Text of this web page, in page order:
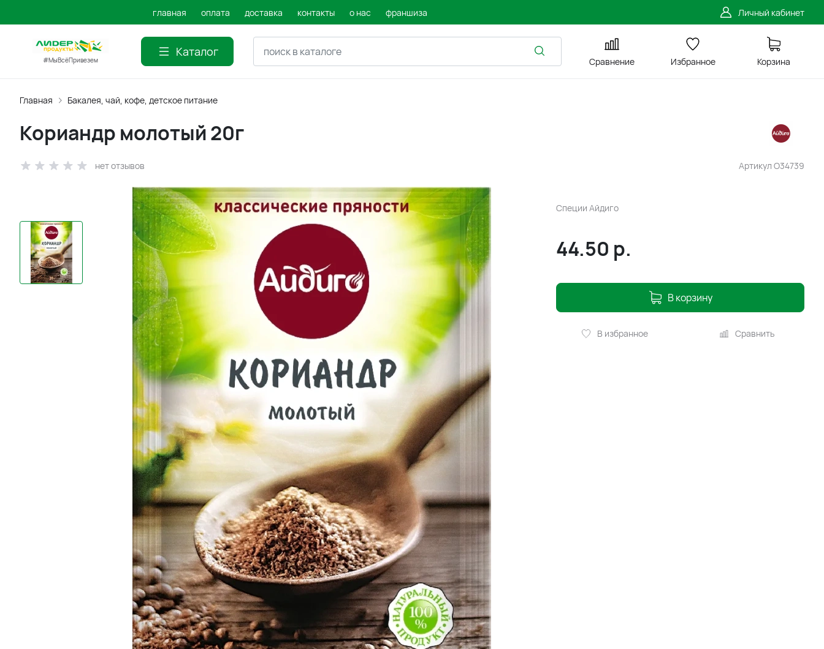
главная оплата доставка контакты о нас франшиза Личный кабинет
#МыВсёПривезем
Каталог
Сравнение Избранное Корзина
Главная Бакалея, чай, кофе, детское питание
Артикул O34739
Кориандр молотый 20г
нет отзывов
Специи Айдиго
44.50 р.
В корзину
В избранное Сравнить